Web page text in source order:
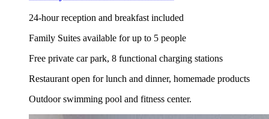
24-hour reception and breakfast included
Family Suites available for up to 5 people
Free private car park, 8 functional charging stations
Restaurant open for lunch and dinner, homemade products
Outdoor swimming pool and fitness center.